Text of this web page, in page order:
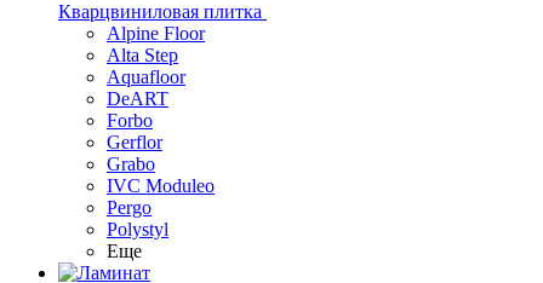
Кварцвиниловая плитка
Alpine Floor
Alta Step
Aquafloor
DeART
Forbo
Gerflor
Grabo
IVC Moduleo
Pergo
Polystyl
Еще